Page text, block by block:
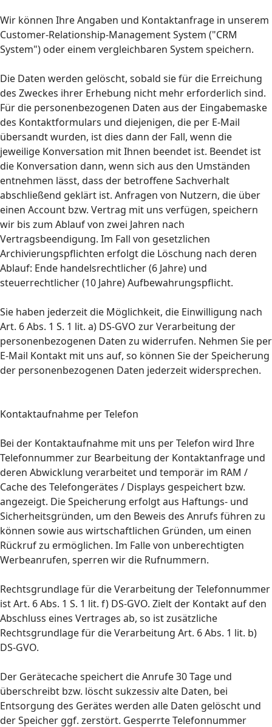
Wir können Ihre Angaben und Kontaktanfrage in unserem
Customer-Relationship-Management System ("CRM
System") oder einem vergleichbaren System speichern.
Die Daten werden gelöscht, sobald sie für die Erreichung
des Zweckes ihrer Erhebung nicht mehr erforderlich sind.
Für die personenbezogenen Daten aus der Eingabemaske
des Kontaktformulars und diejenigen, die per E-Mail
übersandt wurden, ist dies dann der Fall, wenn die
jeweilige Konversation mit Ihnen beendet ist. Beendet ist
die Konversation dann, wenn sich aus den Umständen
entnehmen lässt, dass der betroffene Sachverhalt
abschließend geklärt ist. Anfragen von Nutzern, die über
einen Account bzw. Vertrag mit uns verfügen, speichern
wir bis zum Ablauf von zwei Jahren nach
Vertragsbeendigung. Im Fall von gesetzlichen
Archivierungspflichten erfolgt die Löschung nach deren
Ablauf: Ende handelsrechtlicher (6 Jahre) und
steuerrechtlicher (10 Jahre) Aufbewahrungspflicht.
Sie haben jederzeit die Möglichkeit, die Einwilligung nach
Art. 6 Abs. 1 S. 1 lit. a) DS-GVO zur Verarbeitung der
personenbezogenen Daten zu widerrufen. Nehmen Sie per
E-Mail Kontakt mit uns auf, so können Sie der Speicherung
der personenbezogenen Daten jederzeit widersprechen.
Kontaktaufnahme per Telefon
Bei der Kontaktaufnahme mit uns per Telefon wird Ihre
Telefonnummer zur Bearbeitung der Kontaktanfrage und
deren Abwicklung verarbeitet und temporär im RAM /
Cache des Telefongerätes / Displays gespeichert bzw.
angezeigt. Die Speicherung erfolgt aus Haftungs- und
Sicherheitsgründen, um den Beweis des Anrufs führen zu
können sowie aus wirtschaftlichen Gründen, um einen
Rückruf zu ermöglichen. Im Falle von unberechtigten
Werbeanrufen, sperren wir die Rufnummern.
Rechtsgrundlage für die Verarbeitung der Telefonnummer
ist Art. 6 Abs. 1 S. 1 lit. f) DS-GVO. Zielt der Kontakt auf den
Abschluss eines Vertrages ab, so ist zusätzliche
Rechtsgrundlage für die Verarbeitung Art. 6 Abs. 1 lit. b)
DS-GVO.
Der Gerätecache speichert die Anrufe 30 Tage und
überschreibt bzw. löscht sukzessiv alte Daten, bei
Entsorgung des Gerätes werden alle Daten gelöscht und
der Speicher ggf. zerstört. Gesperrte Telefonnummer